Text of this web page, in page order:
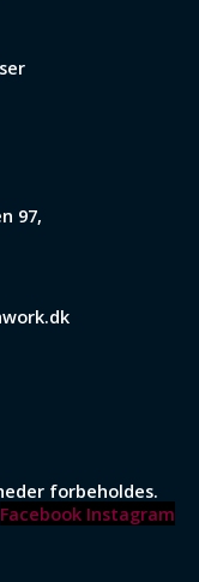
97,
forbeholdes.
Facebook Instagram